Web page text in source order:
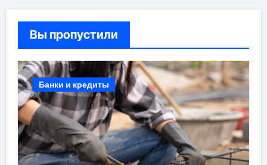
Вы пропустили
Банки и кредиты